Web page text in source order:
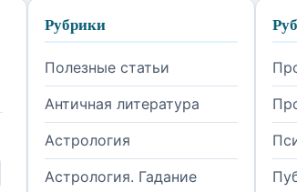
Рубрики
Полезные статьи
Античная литература
Астрология
Астрология. Гадание